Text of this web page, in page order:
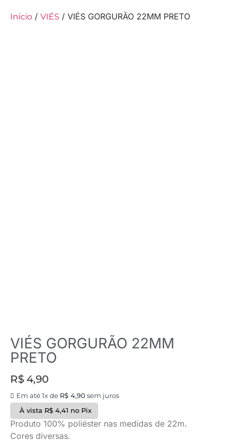
Início / VIÉS / VIÉS GORGURÃO 22MM PRETO
VIÉS GORGURÃO 22MM
PRETO
R$ 4,90
Em até 1x de R$ 4,90 sem juros
À vista R$4,41 no Pix
Produto 100% poliéster nas medidas de 22m.
Cores diversas.